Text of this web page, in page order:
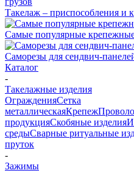
Такелаж – приспособления и
Самые популярные
Саморезы для сендвич-
Каталог
-
Такелажные изделия
ОгражденияСетка
металлическаяКрепеж
продукцияСкобяные изделия
средыСварные ритуальные
пруток
-
Зажимы